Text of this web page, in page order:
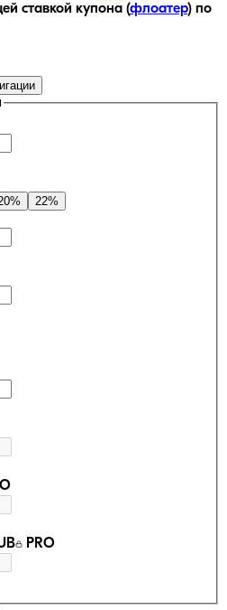
ставкой купона (флоатер) по
% 22%
PRO